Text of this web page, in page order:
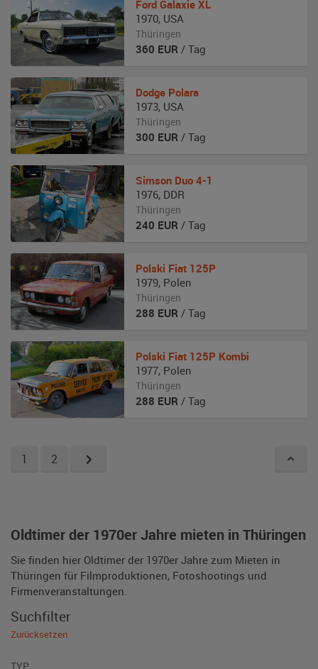
Oldtimer der 1970er Jahre mieten in Thüringen
Sie finden hier Oldtimer der 1970er Jahre zum Mieten in
Thüringen für Filmproduktionen, Fotoshootings und
Firmenveranstaltungen.
Ford Galaxie XL
1970, USA
Thüringen
360 EUR / Tag
Dodge Polara
1973, USA
Thüringen
300 EUR / Tag
Simson Duo 4-1
1976, DDR
Thüringen
240 EUR / Tag
Polski Fiat 125P
1979, Polen
Thüringen
288 EUR / Tag
Polski Fiat 125P Kombi
1977, Polen
Thüringen
288 EUR / Tag
1 2
Suchfilter
Zurücksetzen
TYP